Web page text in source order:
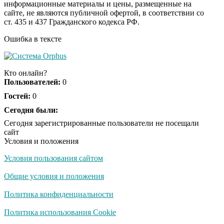
i
Ролик из Омска: вы
будете смеяться долго
информационные материалы и цены, размещенные на
сайте, не являются публичной офертой, в соответствии со
ст. 435 и 437 Гражданского кодекса РФ.
Ошибка в тексте
Кто онлайн?
Пользователей: 0
Гостей: 0
Сегодня были:
Сегодня зарегистрированные пользователи не посещали
сайт
Условия и положения
Условия пользования сайтом
Общие условия и положения
Политика конфиденциальности
Политика использования Cookie